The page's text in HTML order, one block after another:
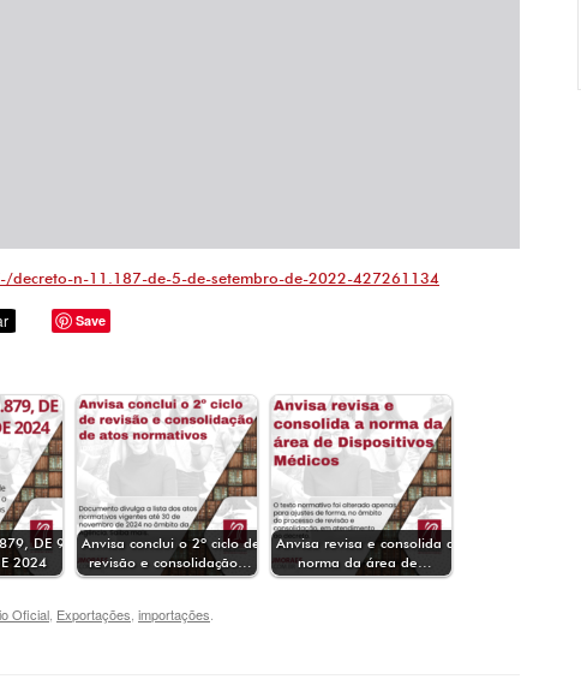
n-11.187-de-5-de-setembro-de-2022-427261134
Save
DE 9
2024
Anvisa conclui o 2º ciclo de
revisão e consolidação…
Anvisa revisa e consolida a
norma da área de…
Oficial Exportações importações